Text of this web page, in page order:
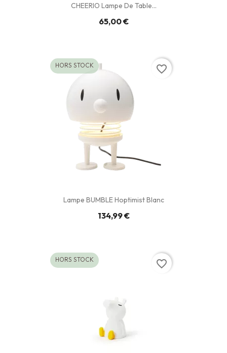
CHEERIO Lampe De Table...
65,00 €
Lampe BUMBLE Hoptimist Blanc
134,99 €
HORS STOCK favorite_border
HORS STOCK favorite_border